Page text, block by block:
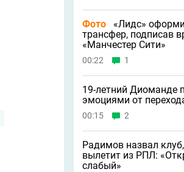
Фото
«Лидс»
трансфер, подписав
«Манчестер Сити»
00:22 1
19-летний Диоманде
эмоциями от
00:15 2
Радимов назвал
вылетит из РПЛ:
слабый»